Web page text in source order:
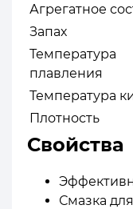
Агрегатное
Запах
Температура
плавления
Температура
Плотность
Свойства
Смазка